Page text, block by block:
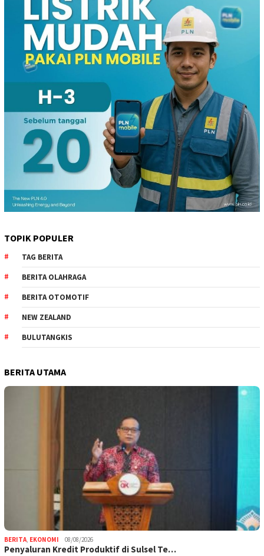
TOPIK POPULER
TAG BERITA
BERITA OLAHRAGA
BERITA OTOMOTIF
NEW ZEALAND
BULUTANGKIS
BERITA UTAMA
BERITA, EKONOMI 08/08/2026
Penyaluran Kredit Produktif di Sulsel Te…